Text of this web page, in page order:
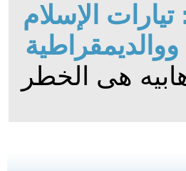
الإسلام
هى الخطر